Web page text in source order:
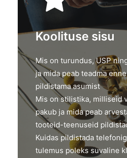
Koolituse sisu
Mis on turundus, USP
ja mida peab teadma
pildistama asumist
Mis on stilistika, milliseid
pakub ja mida peab
tooteid-teenuseid
Kuidas pildistada
tulemus poleks suvaline